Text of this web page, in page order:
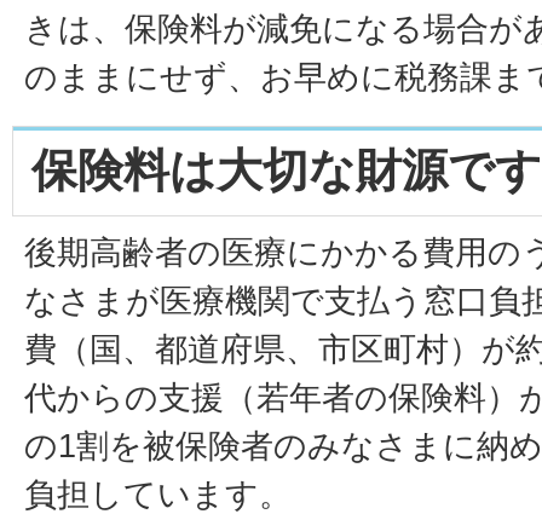
きは、保険料が減免になる場合が
のままにせず、お早めに税務課ま
保険料は大切な財源です
後期高齢者の医療にかかる費用の
なさまが医療機関で支払う窓口負
費（国、都道府県、市区町村）が
代からの支援（若年者の保険料）
の1割を被保険者のみなさまに納
負担しています。